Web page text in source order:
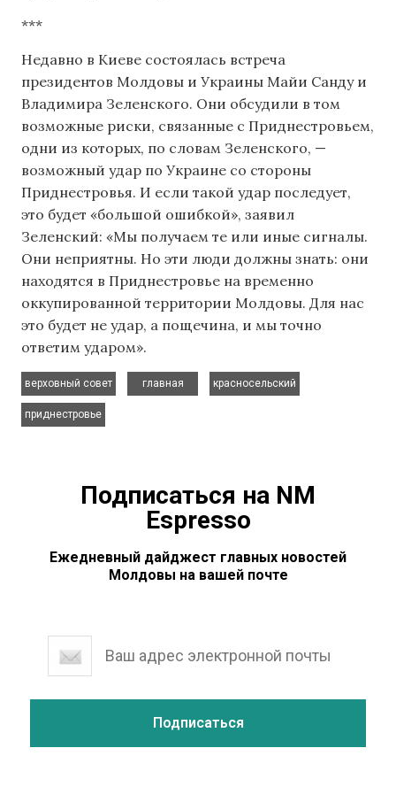
***
Недавно в Киеве состоялась встреча
президентов Молдовы и Украины Майи Санду и
Владимира Зеленского. Они обсудили в том
возможные риски, связанные с Приднестровьем,
одни из которых, по словам Зеленского, —
возможный удар по Украине со стороны
Приднестровья. И если такой удар последует,
это будет «большой ошибкой», заявил
Зеленский: «Мы получаем те или иные сигналы.
Они неприятны. Но эти люди должны знать: они
находятся в Приднестровье на временно
оккупированной территории Молдовы. Для нас
это будет не удар, а пощечина, и мы точно
ответим ударом».
верховный совет
главная
красносельский
приднестровье
Подписаться на NM
Espresso
Ежедневный дайджест главных новостей
Молдовы на вашей почте